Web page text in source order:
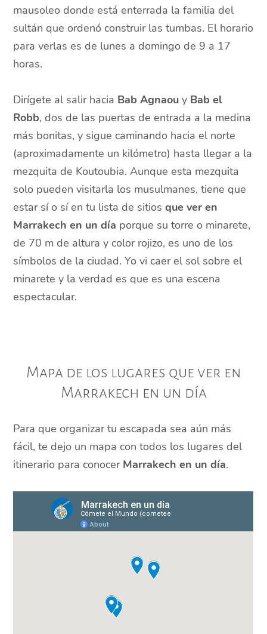
mausoleo donde está enterrada la familia del
sultán que ordenó construir las tumbas. El horario
para verlas es de lunes a domingo de 9 a 17
horas.
Dirígete al salir hacia Bab Agnaouy Bab el
Robb, dos de las puertas de entrada a la medina
más bonitas, y sigue caminando hacia el norte
(aproximadamente un kilómetro) hasta llegar a la
mezquita de Koutoubia. Aunque esta mezquita
solo pueden visitarla los musulmanes, tiene que
estar sí o sí en tu lista de sitiosque ver en
Marrakech en un día porque su torre o minarete,
de 70 m de altura y color rojizo, es uno de los
símbolos de la ciudad. Yo vi caer el sol sobre el
minarete y la verdad es que es una escena
espectacular.
Mapa de los lugares que ver en
Marrakech en un día
Para que organizar tu escapada sea aún más
fácil, te dejo un mapa con todos los lugares del
itinerario para conocer Marrakech en un día.